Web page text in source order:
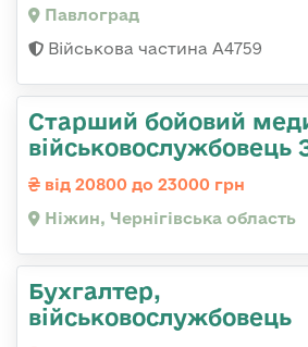
Павлоград
Військова частина А4759
Старший бойовий
військовослужбовець
від 20800 до 23000 грн
Ніжин, Чернігівська область
Бухгалтер,
військовослужбовець